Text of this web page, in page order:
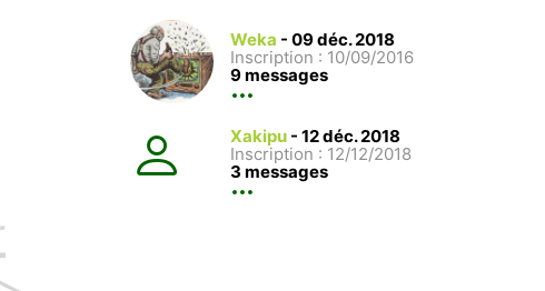
Weka - 09 déc. 2018
Inscription : 10/09/2016
9 messages
Xakipu - 12 déc. 2018
Inscription : 12/12/2018
3 messages